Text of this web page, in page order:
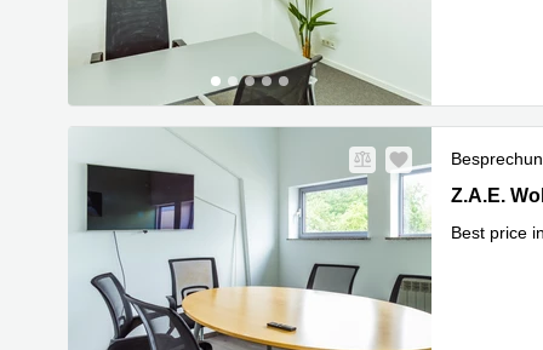
144 Z.A.E.
Z.A.E.
Best price